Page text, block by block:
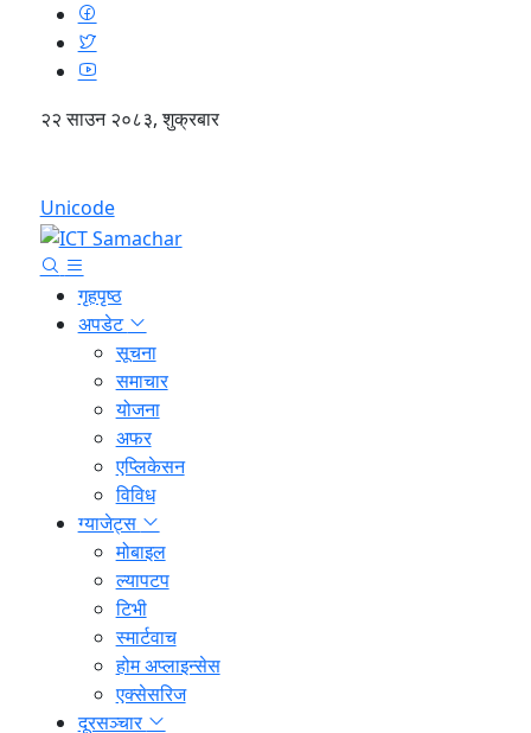
२२ साउन २०८३, शुक्रबार
Unicode
गृहपृष्ठ
अपडेट
सूचना
समाचार
योजना
अफर
एप्लिकेसन
विविध
ग्याजेट्स
मोबाइल
ल्यापटप
टिभी
स्मार्टवाच
होम अप्लाइन्सेस
एक्सेसरिज
दूरसञ्चार